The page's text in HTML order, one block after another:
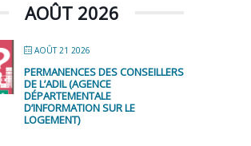
AOÛT 2026
AOÛT 21 2026
PERMANENCES DES CONSEILLERS
DE L’ADIL (AGENCE
DÉPARTEMENTALE
D’INFORMATION SUR LE
LOGEMENT)